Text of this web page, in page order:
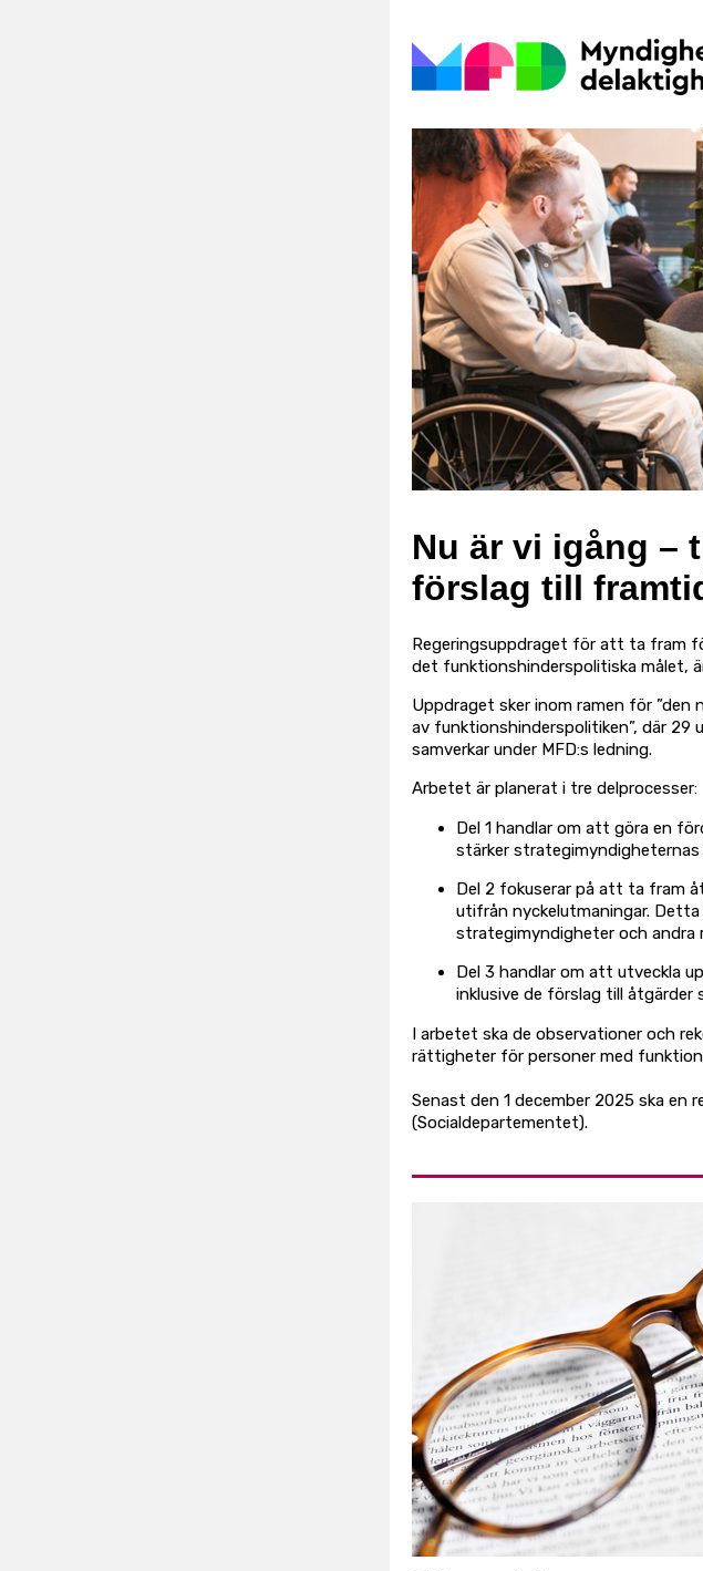
Nu är vi igång –
förslag till
Regeringsuppdraget för att ta fram
det funktionshinderspolitiska målet,
Uppdraget sker inom ramen för
av funktionshinderspolitiken”, där 29
samverkar under MFD:s ledning.
Arbetet är planerat i tre delprocesser:
Del 1 handlar om att göra en
stärker
Del 2 fokuserar på att ta fram
utifrån nyckelutmaningar.
strategimyndigheter och andra
Del 3 handlar om att utveckla
inklusive de förslag till åtgärder
I arbetet ska de observationer och
rättigheter för personer med
Senast den 1 december 2025 ska en
(Socialdepartementet).